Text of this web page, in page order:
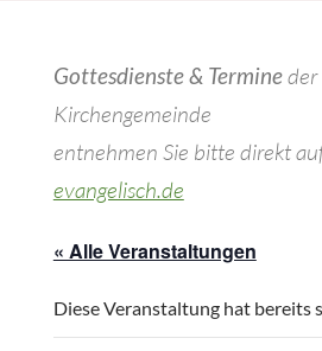
Gottesdienste & Termineder
Kirchengemeinde
entnehmen Sie bitte direkt
evangelisch.de
« Alle Veranstaltungen
Diese Veranstaltung hat bereits